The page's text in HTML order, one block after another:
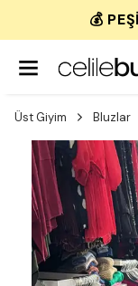
💰
Üst Giyim Bluzlar